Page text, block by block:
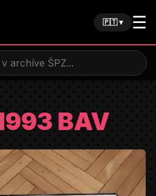
🇵🇹 ▾ ☰
BAV